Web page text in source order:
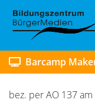
Barcamp
bez. per AO 137